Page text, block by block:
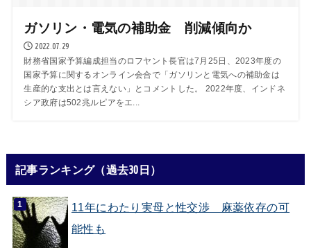
ガソリン・電気の補助金 削減傾向か
2022.07.29
財務省国家予算編成担当のロフヤント長官は7月25日、2023年度の
国家予算に関するオンライン会合で「ガソリンと電気への補助金は
生産的な支出とは言えない」とコメントした。 2022年度、インドネ
シア政府は502兆ルピアをエ...
記事ランキング（過去30日）
11年にわたり実母と性交渉 麻薬依存の可
能性も